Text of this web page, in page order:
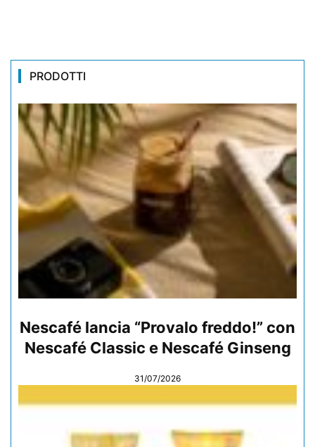
PRODOTTI
Nescafé lancia “Provalo freddo!” con
Nescafé Classic e Nescafé Ginseng
31/07/2026